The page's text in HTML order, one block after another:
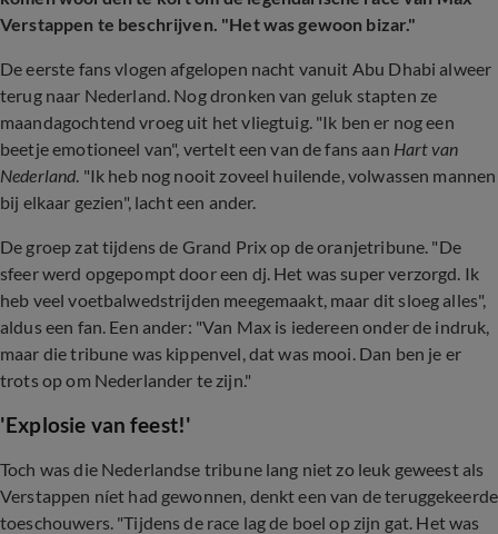
Verstappen te beschrijven. "Het was gewoon bizar."
De eerste fans vlogen afgelopen nacht vanuit Abu Dhabi alweer
terug naar Nederland. Nog dronken van geluk stapten ze
maandagochtend vroeg uit het vliegtuig. "Ik ben er nog een
beetje emotioneel van", vertelt een van de fans aan Hart van
Nederland. "Ik heb nog nooit zoveel huilende, volwassen mannen
bij elkaar gezien", lacht een ander.
De groep zat tijdens de Grand Prix op de oranjetribune. "De
sfeer werd opgepompt door een dj. Het was super verzorgd. Ik
heb veel voetbalwedstrijden meegemaakt, maar dit sloeg alles",
aldus een fan. Een ander: "Van Max is iedereen onder de indruk,
maar die tribune was kippenvel, dat was mooi. Dan ben je er
trots op om Nederlander te zijn."
'Explosie van feest!'
Toch was die Nederlandse tribune lang niet zo leuk geweest als
Verstappen níet had gewonnen, denkt een van de teruggekeerde
toeschouwers. "Tijdens de race lag de boel op zijn gat. Het was